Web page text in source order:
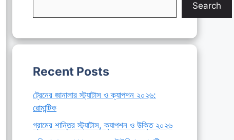
Search
Recent Posts
ট্রেনের জানালার স্ট্যাটাস ও ক্যাপশন ২০২৬:
রোমান্টিক
গ্রামের শান্তির স্ট্যাটাস, ক্যাপশন ও উক্তি ২০২৬